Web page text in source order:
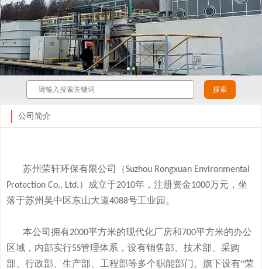
公司简介
苏州荣轩环保有限公司（Suzhou Rongxuan Environmental
Protection Co., Ltd.）成立于2010年，注册资金1000万元，坐
落于苏州吴中区东山大道4088号工业园。
本公司拥有2000平方米的现代化厂房和700平方米的办公
区域，内部实行5S管理体系，设有销售部、技术部、采购
部、行政部、生产部、工程部等多个职能部门。旗下设有“荣